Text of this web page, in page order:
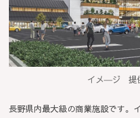
イメ―ジ 提
長野県内最大級の商業施設です。